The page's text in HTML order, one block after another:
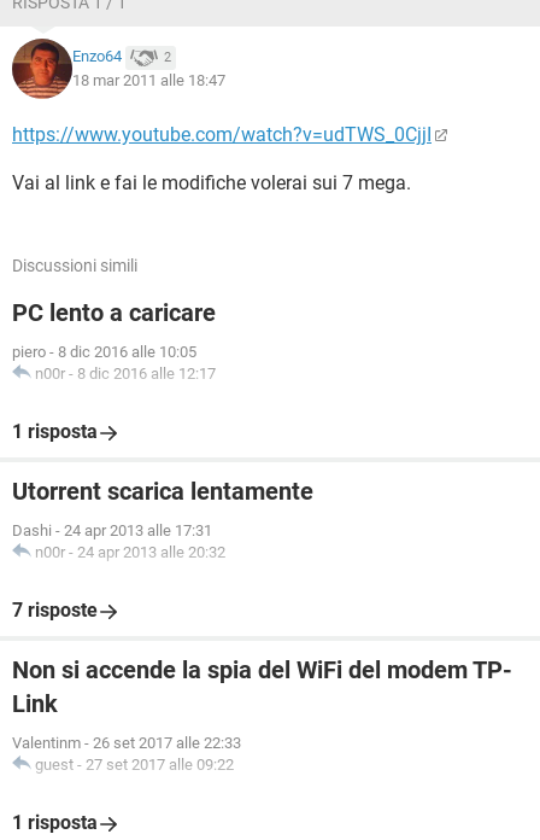
Oggi ho riprovato a giocare e il ping risultava fisso in una
fascia da 900 a 999.
La navigazione è lentissima e ci ho messo 4 minuti per
scrivere qui.
Enzo64 2
18 mar 2011 alle 18:47
https://www.youtube.com/watch?v=udTWS_0CjjI
Vai al link e fai le modifiche volerai sui 7 mega.
Discussioni simili
PC lento a caricare
piero - 8 dic 2016 alle 10:05
n00r - 8 dic 2016 alle 12:17
1 risposta
Utorrent scarica lentamente
Dashi - 24 apr 2013 alle 17:31
n00r - 24 apr 2013 alle 20:32
7 risposte
Non si accende la spia del WiFi del modem TP-
Link
Valentinm - 26 set 2017 alle 22:33
guest - 27 set 2017 alle 09:22
1 risposta